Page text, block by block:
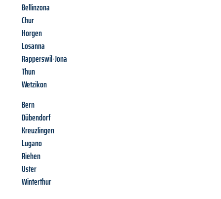
Bellinzona
Chur
Horgen
Losanna
Rapperswil-Jona
Thun
Wetzikon
Bern
Dübendorf
Kreuzlingen
Lugano
Riehen
Uster
Winterthur